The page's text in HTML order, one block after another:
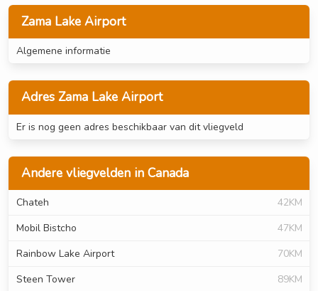
Zama Lake Airport
Algemene informatie
Adres Zama Lake Airport
Er is nog geen adres beschikbaar van dit vliegveld
Andere vliegvelden in Canada
Chateh
42KM
Mobil Bistcho
47KM
Rainbow Lake Airport
70KM
Steen Tower
89KM